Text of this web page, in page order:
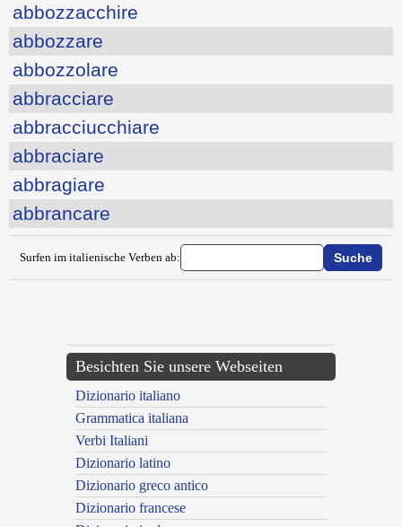
abbozzacchire
abbozzare
abbozzolare
abbracciare
abbracciucchiare
abbraciare
abbragiare
abbrancare
Surfen im italienische Verben ab:
Besichten Sie unsere Webseiten
Dizionario italiano
Grammatica italiana
Verbi Italiani
Dizionario latino
Dizionario greco antico
Dizionario francese